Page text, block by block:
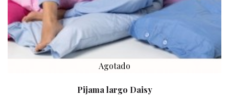
Agotado
Pijama largo Daisy